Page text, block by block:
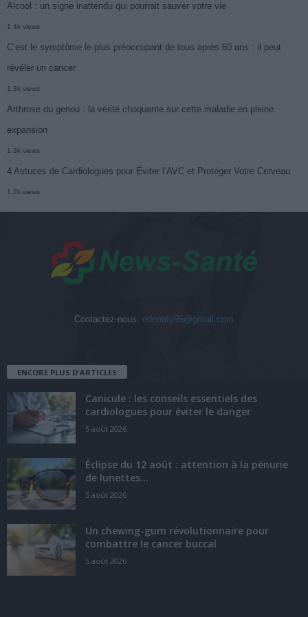
Alcool : un signe inattendu qui pourrait sauver votre vie
1.4k views
C’est le symptôme le plus préoccupant de tous après 60 ans : il peut
révéler un cancer
1.3k views
Arthrose du genou : la vérité choquante sur cette maladie en pleine
expansion
1.3k views
4 Astuces de Cardiologues pour Éviter l’AVC et Protéger Votre Cerveau
1.2k views
Contactez-nous: edentify95@gmail.com
ENCORE PLUS D'ARTICLES
Canicule : les conseils essentiels des
cardiologues pour éviter le danger
5 août 2026
Éclipse du 12 août : attention à la pénurie
de lunettes...
5 août 2026
Un chewing-gum révolutionnaire pour
combattre le cancer buccal
5 août 2026